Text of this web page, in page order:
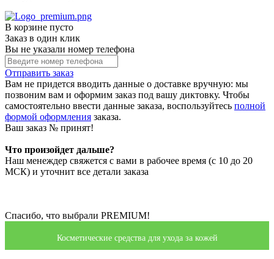
В корзине пусто
Заказ в один клик
Вы не указали номер телефона
Отправить заказ
Вам не придется вводить данные о доставке вручную: мы
позвоним вам и оформим заказ под вашу диктовку. Чтобы
самостоятельно ввести данные заказа, воспользуйтесь полной
формой оформления заказа.
Ваш заказ № принят!
Что произойдет дальше?
Наш менеждер свяжется с вами в рабочее время (с 10 до 20
МСК) и уточнит все детали заказа
Спасибо, что выбрали PREMIUM!
Косметические средства для ухода за кожей